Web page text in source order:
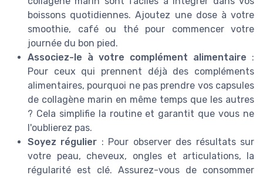
boissons quotidiennes. Ajoutez une dose à votre
smoothie, café ou thé pour commencer votre
journée du bon pied.
Associez-le à votre complément alimentaire :
Pour ceux qui prennent déjà des compléments
alimentaires, pourquoi ne pas prendre vos capsules
de collagène marin en même temps que les autres
? Cela simplifie la routine et garantit que vous ne
l'oublierez pas.
Soyez régulier : Pour observer des résultats sur
votre peau, cheveux, ongles et articulations, la
régularité est clé. Assurez-vous de consommer